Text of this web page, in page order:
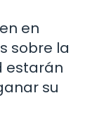
en
sobre la
estarán
su